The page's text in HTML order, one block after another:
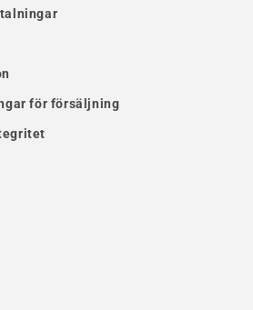
för försäljning